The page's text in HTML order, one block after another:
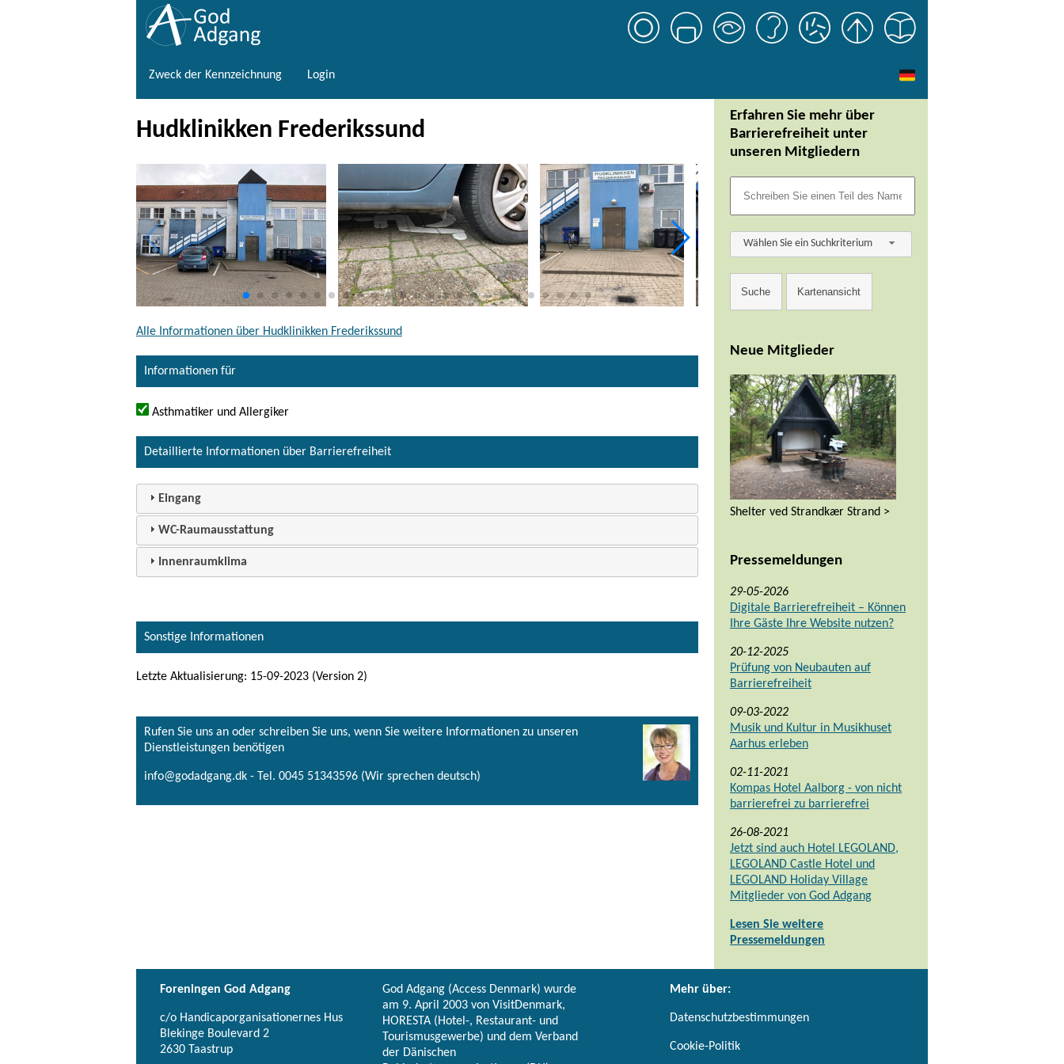
Zweck der Kennzeichnung Login
Hudklinikken Frederikssund
Alle Informationen über Hudklinikken Frederikssund
Informationen für
Asthmatiker und Allergiker
Detaillierte Informationen über Barrierefreiheit
Eingang
WC-Raumausstattung
Innenraumklima
Sonstige Informationen
Letzte Aktualisierung: 15-09-2023 (Version 2)
Rufen Sie uns an oder schreiben Sie uns, wenn Sie weitere Informationen zu unseren
Dienstleistungen benötigen
info@godadgang.dk - Tel. 0045 51343596 (Wir sprechen deutsch)
Erfahren Sie mehr über
Barrierefreiheit unter
unseren Mitgliedern
Wählen Sie ein Suchkriterium
Neue Mitglieder
Shelter ved Strandkær Strand >
Pressemeldungen
29-05-2026
Digitale Barrierefreiheit – Können
Ihre Gäste Ihre Website nutzen?
20-12-2025
Prüfung von Neubauten auf
Barrierefreiheit
09-03-2022
Musik und Kultur in Musikhuset
Aarhus erleben
02-11-2021
Kompas Hotel Aalborg - von nicht
barrierefrei zu barrierefrei
26-08-2021
Jetzt sind auch Hotel LEGOLAND,
LEGOLAND Castle Hotel und
LEGOLAND Holiday Village
Mitglieder von God Adgang
Lesen Sie weitere
Pressemeldungen
Foreningen God Adgang
c/o Handicaporganisationernes Hus
Blekinge Boulevard 2
2630 Taastrup
God Adgang (Access Denmark) wurde
am 9. April 2003 von VisitDenmark,
HORESTA (Hotel-, Restaurant- und
Tourismusgewerbe) und dem Verband
der Dänischen
Mehr über:
Datenschutzbestimmungen
Cookie-Politik